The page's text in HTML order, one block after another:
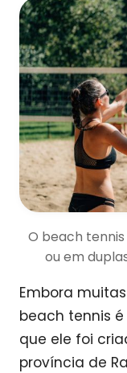
O beach
ou em
Embora
beach tennis
que ele foi
província de